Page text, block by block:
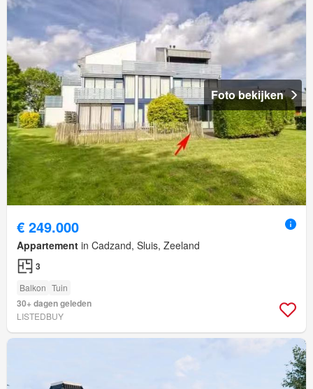
Foto bekijken
€ 249.000
Appartement in Cadzand, Sluis, Zeeland
3
Balkon Tuin
30+ dagen geleden
LISTEDBUY